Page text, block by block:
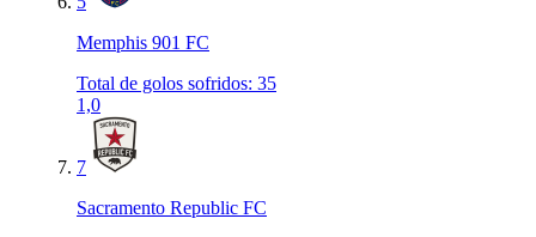
Memphis 901 FC
Total de golos sofridos: 35
1,0
7
Sacramento Republic FC